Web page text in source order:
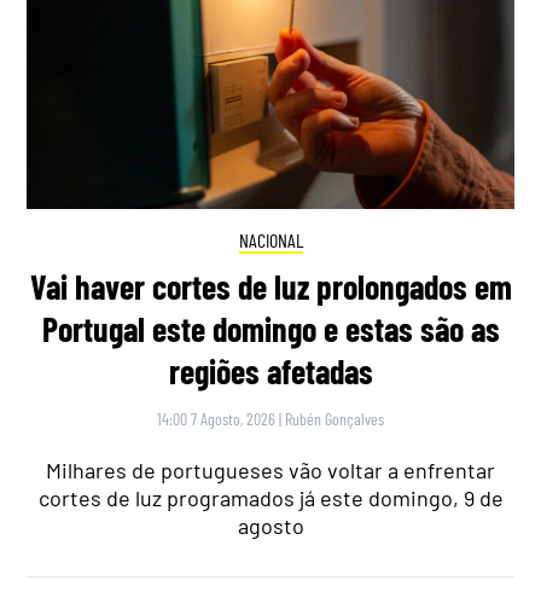
NACIONAL
Vai haver cortes de luz prolongados em
Portugal este domingo e estas são as
regiões afetadas
14:00 7 Agosto, 2026 | Rubén Gonçalves
Milhares de portugueses vão voltar a enfrentar
cortes de luz programados já este domingo, 9 de
agosto